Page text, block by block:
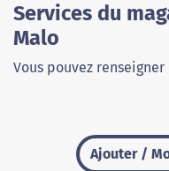
Services du
Malo
Vous pouvez
Ajouter /